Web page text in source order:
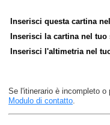
Inserisci questa cartina
Inserisci la cartina nel tuo
Inserisci l'altimetria nel
Se l'itinerario è incompleto
Modulo di contatto.